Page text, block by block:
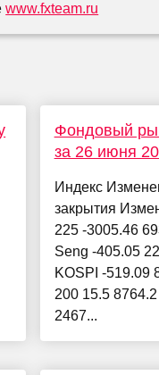
www.fxteam.ru
Фондовый
за 26 июня
Индекс
закрытия
225 -3005.46
Seng -405.05
KOSPI -519.09
200 15.5
2467...